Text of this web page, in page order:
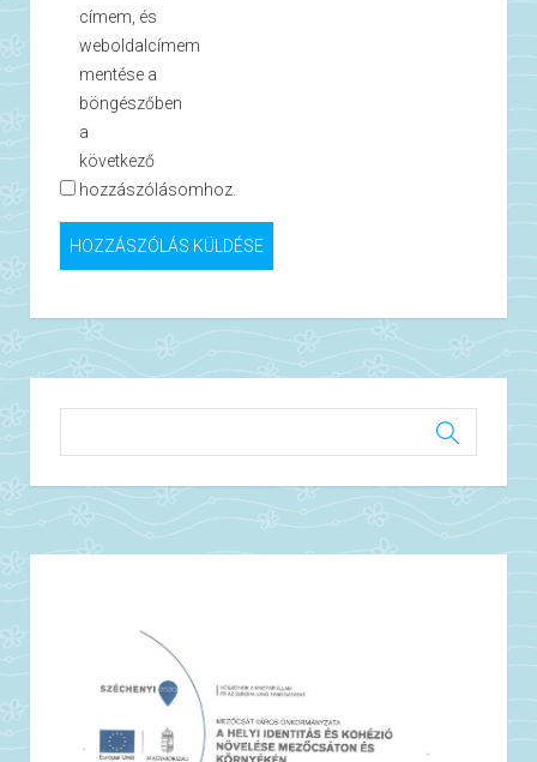
címem, és
weboldalcímem
mentése a
böngészőben
a
következő
hozzászólásomhoz.